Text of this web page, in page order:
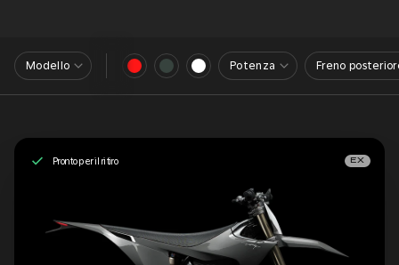
Modello Potenza Freno
Pronto per il ritiro EX